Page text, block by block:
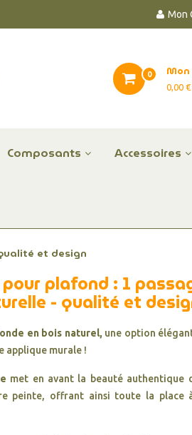
Mon
0,00 €
0
Composants Accessoires
et design
plafond : 1
- qualité et
en bois naturel, une option
applique murale !
met en avant la beauté authentique
peinte, offrant ainsi toute la place